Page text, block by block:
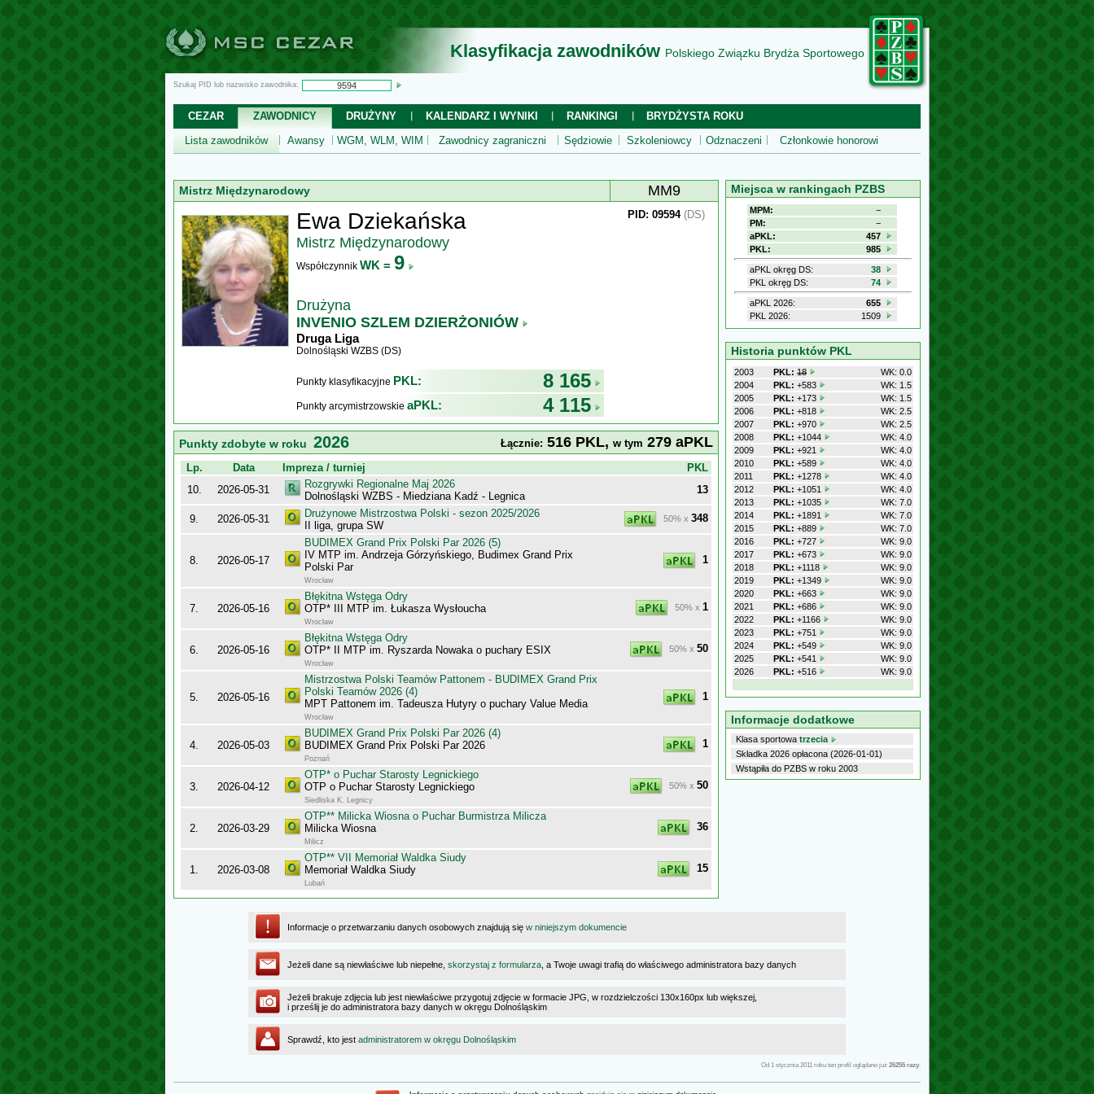
Klasyfikacja zawodników Polskiego Związku Brydża Sportowego
Szukaj PID lub nazwisko zawodnika:
CEZAR ZAWODNICY DRUŻYNY KALENDARZ I WYNIKI RANKINGI
BRYDŻYSTA ROKU
Lista zawodników
Awansy WGM, WLM, WIM Zawodnicy zagraniczni Sędziowie Szkoleniowcy Odznaczeni Członkowie honorowi
Mistrz Międzynarodowy MM9
Ewa Dziekańska
Mistrz Międzynarodowy
Współczynnik WK = 9
Drużyna
INVENIO SZLEM DZIERŻONIÓW
Druga Liga
Dolnośląski WZBS (DS)
Punkty klasyfikacyjne PKL: 8 165
Punkty arcymistrzowskie aPKL: 4 115
PID: 09594 (DS)
Punkty zdobyte w roku 2026 Łącznie: 516 PKL, w tym 279 aPKL
Lp. Data Impreza / turniej
PKL
10.
2026-05-31
Rozgrywki Regionalne Maj 2026
Dolnośląski WZBS - Miedziana Kadź - Legnica
13
9. 2026-05-31
Drużynowe Mistrzostwa Polski - sezon 2025/2026
II liga, grupa SW
50% x 348
8. 2026-05-17
BUDIMEX Grand Prix Polski Par 2026 (5)
IV MTP im. Andrzeja Górzyńskiego, Budimex Grand Prix
Polski Par
Wrocław
1
7. 2026-05-16
Błękitna Wstęga Odry
OTP* III MTP im. Łukasza Wysłoucha
Wrocław
50% x 1
6. 2026-05-16
Błękitna Wstęga Odry
OTP* II MTP im. Ryszarda Nowaka o puchary ESIX
Wrocław
50% x 50
5. 2026-05-16
Mistrzostwa Polski Teamów Pattonem - BUDIMEX Grand Prix
Polski Teamów 2026 (4)
MPT Pattonem im. Tadeusza Hutyry o puchary Value Media
Wrocław
1
4. 2026-05-03
BUDIMEX Grand Prix Polski Par 2026 (4)
BUDIMEX Grand Prix Polski Par 2026
Poznań
1
3. 2026-04-12
OTP* o Puchar Starosty Legnickiego
OTP o Puchar Starosty Legnickiego
Siedliska K. Legnicy
50% x 50
2. 2026-03-29
OTP** Milicka Wiosna o Puchar Burmistrza Milicza
Milicka Wiosna
Milicz
36
1. 2026-03-08
OTP** VII Memoriał Waldka Siudy
Memoriał Waldka Siudy
Lubań
15
Miejsca w rankingach PZBS
MPM:
−
PM:
−
aPKL:
457
PKL:
985
aPKL okręg DS:
38
PKL okręg DS:
74
aPKL 2026:
655
PKL 2026:
1509
Historia punktów PKL
2003 PKL: 18
WK: 0.0
2004
PKL: +583
WK: 1.5
2005
PKL: +173
WK: 1.5
2006
PKL: +818
WK: 2.5
2007
PKL: +970
WK: 2.5
2008
PKL: +1044
WK: 4.0
2009
PKL: +921
WK: 4.0
2010
PKL: +589
WK: 4.0
2011
PKL: +1278
WK: 4.0
2012
PKL: +1051
WK: 4.0
2013
PKL: +1035
WK: 7.0
2014
PKL: +1891
WK: 7.0
2015
PKL: +889
WK: 7.0
2016
PKL: +727
WK: 9.0
2017
PKL: +673
WK: 9.0
2018
PKL: +1118
WK: 9.0
2019
PKL: +1349
WK: 9.0
2020
PKL: +663
WK: 9.0
2021
PKL: +686
WK: 9.0
2022
PKL: +1166
WK: 9.0
2023
PKL: +751
WK: 9.0
2024
PKL: +549
WK: 9.0
2025
PKL: +541
WK: 9.0
2026
PKL: +516 WK: 9.0
Informacje dodatkowe
Klasa sportowa trzecia
Składka 2026 opłacona (2026-01-01)
Wstąpiła do PZBS w roku 2003
Informacje o przetwarzaniu danych osobowych znajdują się w niniejszym dokumencie
Jeżeli dane są niewłaściwe lub niepełne, skorzystaj z formularza , a Twoje uwagi trafią do właściwego administratora bazy danych
Jeżeli brakuje zdjęcia lub jest niewłaściwe przygotuj zdjęcie w formacie JPG, w rozdzielczości 130x160px lub większej,
i prześlij je do administratora bazy danych w okręgu Dolnośląskim
Sprawdź, kto jest administratorem w okręgu Dolnośląskim
Od 1 stycznia 2011 roku ten profil oglądano już 26255 razy.